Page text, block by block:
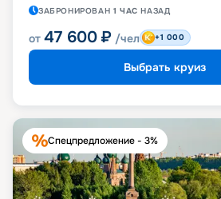
ЗАБРОНИРОВАН 1 ЧАС НАЗАД
от 47 600 ₽ /чел +1 000
Выбрать круиз
Спецпредложение - 3%